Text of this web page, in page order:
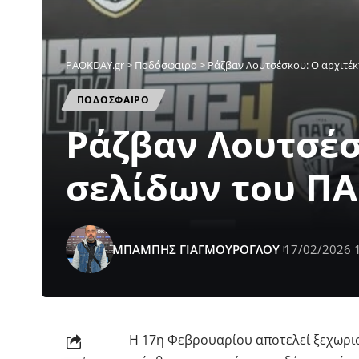
PAOKDAY.gr> Ποδόσφαιρο >Ράζβαν Λουτσέσκου: Ο
ΠΟΔΟΣΦΑΙΡΟ
Ράζβαν
σελίδων του
ΜΠΑΜΠΗΣ ΓΙΑΓΜΟΥΡΟΓΛΟΥ 17/02/2026
Η 17η Φεβρουαρίου αποτελεί